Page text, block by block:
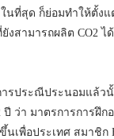
นที่สุด ก็ย่อมทำให้ตั้ง
ยังสามารถผลิต CO2
รประณีประนอมแล้วนั้
ปี ว่า มาตรการการฝึ
นเพื่อประเทศ สมาชิ